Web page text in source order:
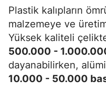
Plastik kalıpların
malzemeye ve
Yüksek kaliteli
500.000 -
dayanabilirken,
10.000 - 50.000